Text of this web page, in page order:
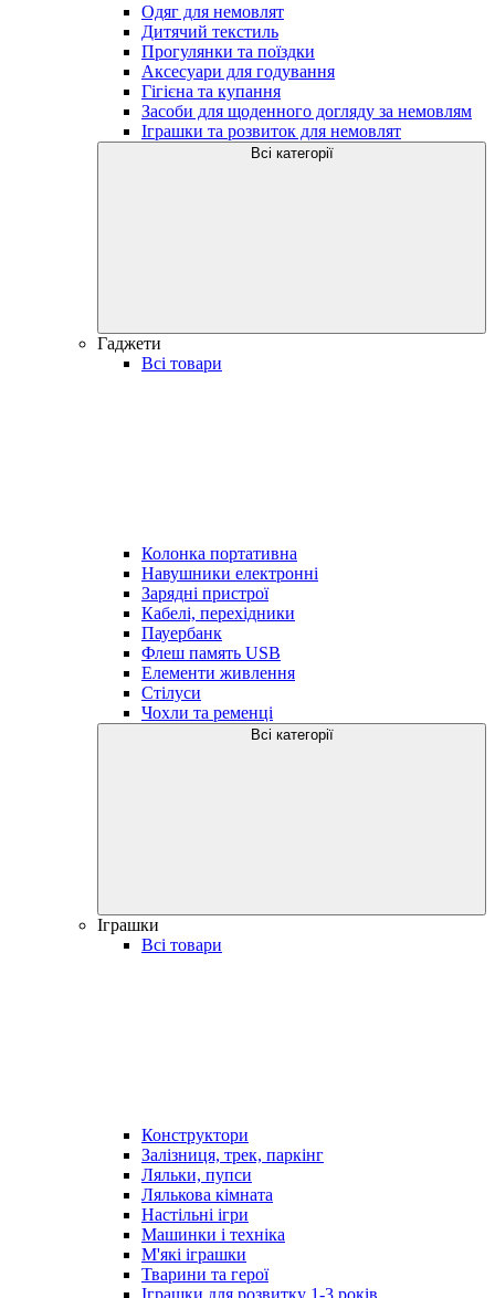
Одяг для немовлят
Дитячий текстиль
Прогулянки та поїздки
Аксесуари для годування
Гігієна та купання
Засоби для щоденного догляду за немовлям
Іграшки та розвиток для немовлят
Всі категорії
Гаджети
Всі товари
Колонка портативна
Навушники електронні
Зарядні пристрої
Кабелі, перехідники
Пауербанк
Флеш память USB
Елементи живлення
Стілуси
Чохли та ременці
Всі категорії
Іграшки
Всі товари
Конструктори
Залізниця, трек, паркінг
Ляльки, пупси
Лялькова кімната
Настільні ігри
Машинки і техніка
М'які іграшки
Тварини та герої
Іграшки для розвитку 1-3 років